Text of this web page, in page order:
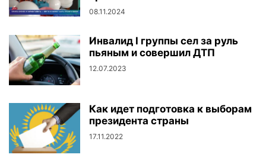
08.11.2024
Инвалид I группы сел за руль
пьяным и совершил ДТП
12.07.2023
Как идет подготовка к выборам
президента страны
17.11.2022